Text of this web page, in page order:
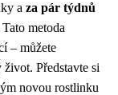
a za pár týdnů
Tato metoda
– můžete
Představte si
novou rostlinku